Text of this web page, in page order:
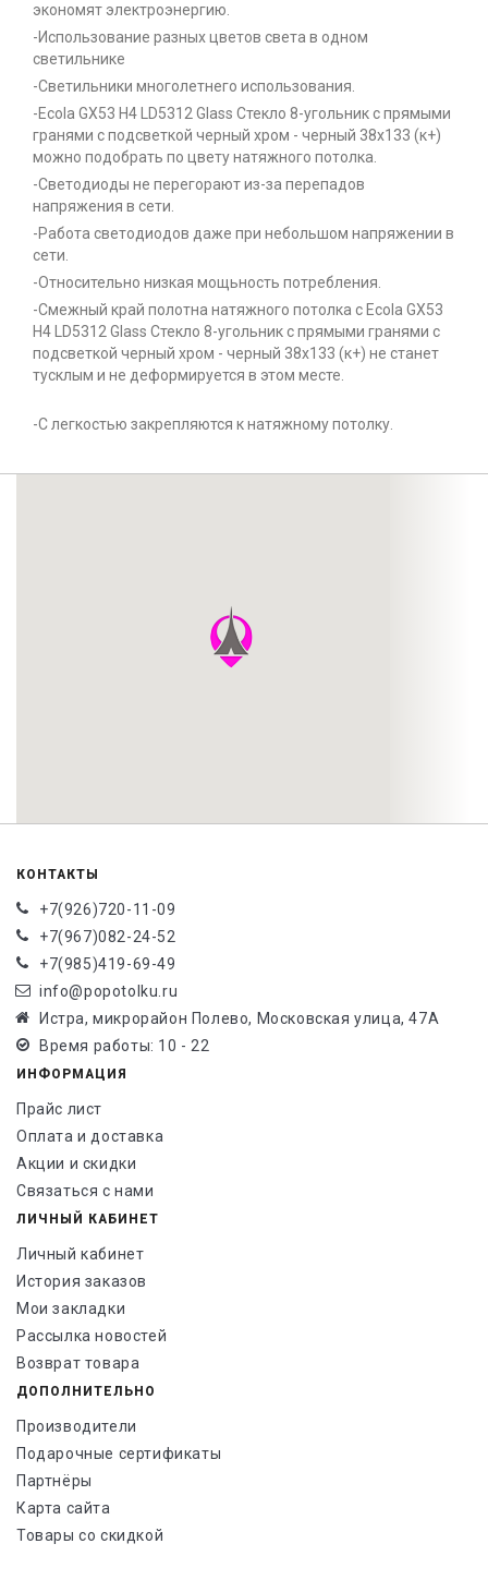
экономят электроэнергию.
-Использование разных цветов света в одном
светильнике
-Светильники многолетнего использования.
-Ecola GX53 H4 LD5312 Glass Стекло 8-угольник с прямыми
гранями с подсветкой черный хром - черный 38x133 (к+)
можно подобрать по цвету натяжного потолка.
-Светодиоды не перегорают из-за перепадов
напряжения в сети.
-Работа светодиодов даже при небольшом напряжении в
сети.
-Относительно низкая мощьность потребления.
-Смежный край полотна натяжного потолка с Ecola GX53
H4 LD5312 Glass Стекло 8-угольник с прямыми гранями с
подсветкой черный хром - черный 38x133 (к+) не станет
тусклым и не деформируется в этом месте.
-С легкостью закрепляются к натяжному потолку.
КОНТАКТЫ
+7(926)720-11-09
+7(967)082-24-52
+7(985)419-69-49
info@popotolku.ru
Истра, микрорайон Полево, Московская улица, 47А
Время работы: 10 - 22
ИНФОРМАЦИЯ
Прайс лист
Оплата и доставка
Акции и скидки
Связаться с нами
ЛИЧНЫЙ КАБИНЕТ
Личный кабинет
История заказов
Мои закладки
Рассылка новостей
Возврат товара
ДОПОЛНИТЕЛЬНО
Производители
Подарочные сертификаты
Партнёры
Карта сайта
Товары со скидкой